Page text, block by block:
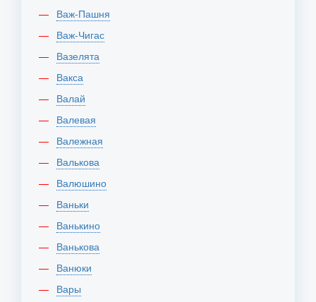
Важ-Пашня
Важ-Чигас
Вазелята
Вакса
Валай
Валевая
Валежная
Валькова
Валюшино
Ваньки
Ванькино
Ванькова
Ванюки
Вары